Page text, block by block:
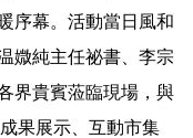
序幕。活動當日風和
媺純主任祕書、李宗
界貴賓蒞臨現場，與
果展示、互動市集